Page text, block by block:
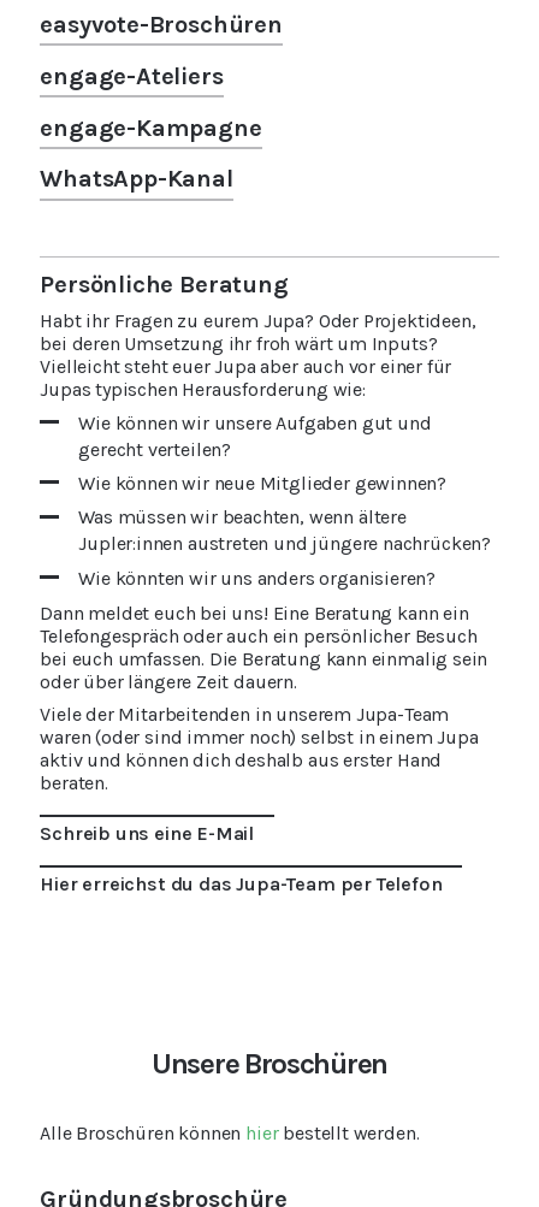
easyvote-Broschüren
engage-Ateliers
engage-Kampagne
WhatsApp-Kanal
Persönliche Beratung
Habt ihr Fragen zu eurem Jupa? Oder Projektideen,
bei deren Umsetzung ihr froh wärt um Inputs?
Vielleicht steht euer Jupa aber auch vor einer für
Jupas typischen Herausforderung wie:
Wie können wir unsere Aufgaben gut und
gerecht verteilen?
Wie können wir neue Mitglieder gewinnen?
Was müssen wir beachten, wenn ältere
Jupler:innen austreten und jüngere nachrücken?
Wie könnten wir uns anders organisieren?
Dann meldet euch bei uns! Eine Beratung kann ein
Telefongespräch oder auch ein persönlicher Besuch
bei euch umfassen. Die Beratung kann einmalig sein
oder über längere Zeit dauern.
Viele der Mitarbeitenden in unserem Jupa-Team
waren (oder sind immer noch) selbst in einem Jupa
aktiv und können dich deshalb aus erster Hand
beraten.
Schreib uns eine E-Mail
Hier erreichst du das Jupa-Team per Telefon
Unsere Broschüren
Alle Broschüren können hierbestellt werden.
Gründungsbroschüre